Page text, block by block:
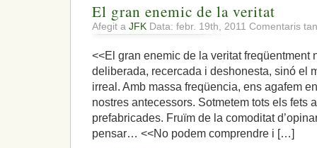
El gran enemic de la veritat
Afegit a JFK Data: febr. 19th, 2011 Comentaris
<<El gran enemic de la veritat freqüentment
deliberada, recercada i deshonesta, sinó el
irreal. Amb massa freqüencia, ens agafem
nostres antecessors. Sotmetem tots els fets
prefabricades. Fruïm de la comoditat
pensar… <<No podem comprendre i […]